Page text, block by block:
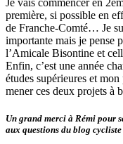
Je vais commencer en
première, si possible en
de Franche-Comté… Je
importante mais je pense
l’Amicale Bisontine et
Enfin, c’est une année
études supérieures et
mener ces deux projets à
Un grand merci à Rémi pour
aux questions du blog